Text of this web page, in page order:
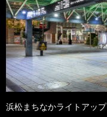
浜松まちなかライトアップ